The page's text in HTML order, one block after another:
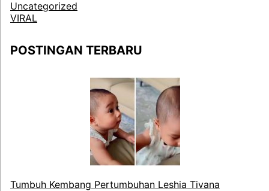
Uncategorized
VIRAL
POSTINGAN TERBARU
Tumbuh Kembang Pertumbuhan Leshia Tivana